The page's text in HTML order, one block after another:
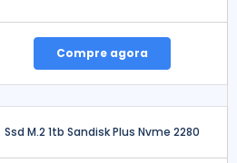
Compre agora
Ssd M.2 1tb Sandisk Plus Nvme 2280